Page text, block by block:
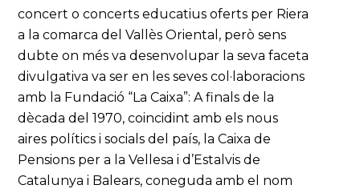
concert o concerts educatius oferts per Riera
a la comarca del Vallès Oriental, però sens
dubte on més va desenvolupar la seva faceta
divulgativa va ser en les seves col·laboracions
amb la Fundació “La Caixa”: A finals de la
dècada del 1970, coincidint amb els nous
aires polítics i socials del país, la Caixa de
Pensions per a la Vellesa i d’Estalvis de
Catalunya i Balears, coneguda amb el nom